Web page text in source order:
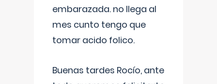
embarazada. no llega al
mes cunto tengo que
tomar acido folico.
Buenas tardes Rocío, ante